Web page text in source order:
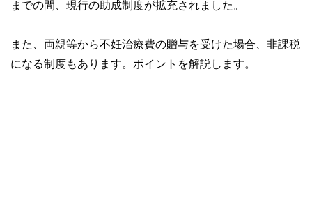
までの間、現行の助成制度が拡充されました。
また、両親等から不妊治療費の贈与を受けた場合、非課税
になる制度もあります。ポイントを解説します。